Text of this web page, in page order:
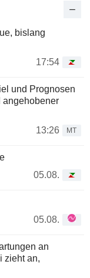
bislang
17:54
und Prognosen
angehobener
13:26
MT
05.08.
05.08.
an
zieht an,